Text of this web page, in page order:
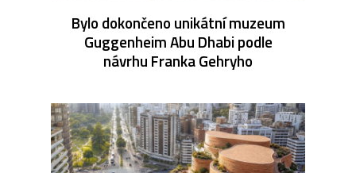
Bylo dokončeno unikátní muzeum
Guggenheim Abu Dhabi podle
návrhu Franka Gehryho